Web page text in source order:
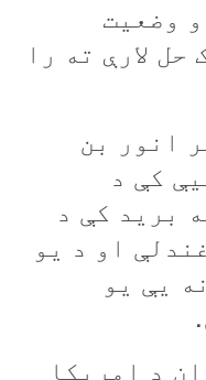
وضعیت
لارې ته را
انور بن
کې د
برید کې د
او د یو
یې یو
د امریکا